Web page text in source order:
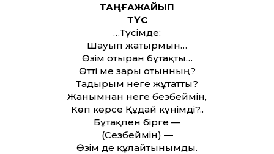
ТАҢҒАЖАЙЫП
ТҮС
…Түсімде:
Шауып жатырмын…
Өзім отырған бұтақты…
Өтті ме зары отынның?
Тағдырым неге жұтатты?
Жанымнан неге безбеймін,
Көп көрсе Құдай күнімді?..
Бұтақпен бірге —
(Сезбеймін) —
Өзім де құлайтынымды.